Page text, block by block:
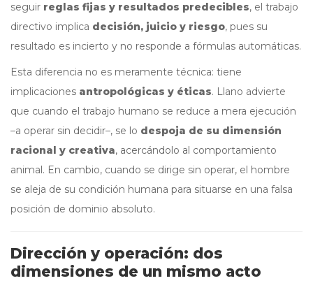
seguir reglas fijas y resultados predecibles, el trabajo
directivo implica decisión, juicio y riesgo, pues su
resultado es incierto y no responde a fórmulas automáticas.
Esta diferencia no es meramente técnica: tiene
implicaciones antropológicas y éticas. Llano advierte
que cuando el trabajo humano se reduce a mera ejecución
–a operar sin decidir–, se lo despoja de su dimensión
racional y creativa, acercándolo al comportamiento
animal. En cambio, cuando se dirige sin operar, el hombre
se aleja de su condición humana para situarse en una falsa
posición de dominio absoluto.
Dirección y operación: dos
dimensiones de un mismo acto